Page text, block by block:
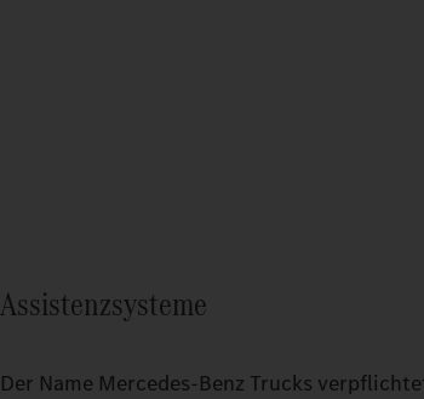
Assistenzsysteme
Der Name Mercedes‑Benz Trucks